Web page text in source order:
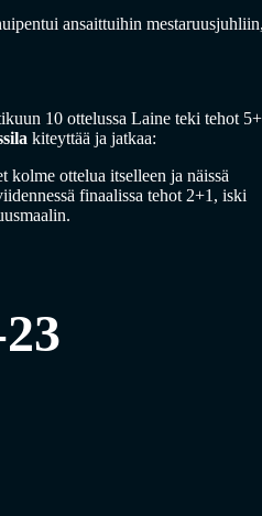
ansaittuihin mestaruusjuhliin,
10 ottelussa Laine teki tehot
kiteyttää ja jatkaa:
kolme ottelua itselleen ja näissä
finaalissa tehot 2+1, iski